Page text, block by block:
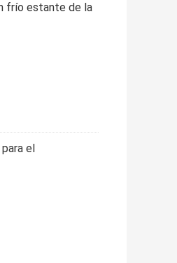
frío estante de la
el